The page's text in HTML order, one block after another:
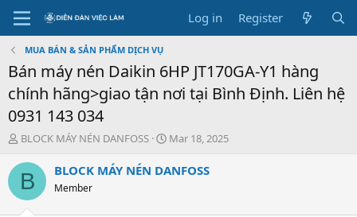
Log in Register
MUA BÁN & SẢN PHẨM DỊCH VỤ
Bán máy nén Daikin 6HP JT170GA-Y1 hàng
chính hãng>giao tận nơi tại Bình Định. Liên hệ
0931 143 034
T
r
e
d
BLOCK MÁY NÉN DANFOSS
S
a
Mar 18, 2025
B BLOCK MÁY NÉN DANFOSS
Member